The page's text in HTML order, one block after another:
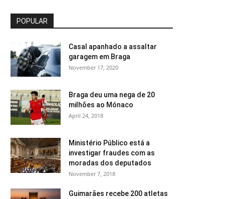
POPULAR
Casal apanhado a assaltar
garagem em Braga
November 17, 2020
Braga deu uma nega de 20
milhões ao Mónaco
April 24, 2018
Ministério Público está a
investigar fraudes com as
moradas dos deputados
November 7, 2018
Guimarães recebe 200 atletas